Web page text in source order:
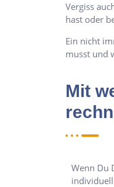
Vergiss
hast oder
Ein nicht
musst und
Mit
Wenn Du